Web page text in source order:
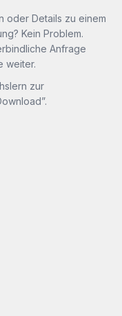
oder Details zu einem
Kein Problem.
Anfrage
weiter.
zur